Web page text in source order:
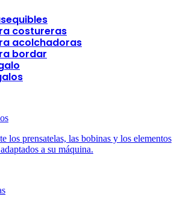
costureras
acolchadoras
bordar
los prensatelas, las bobinas y los elementos
a su máquina.